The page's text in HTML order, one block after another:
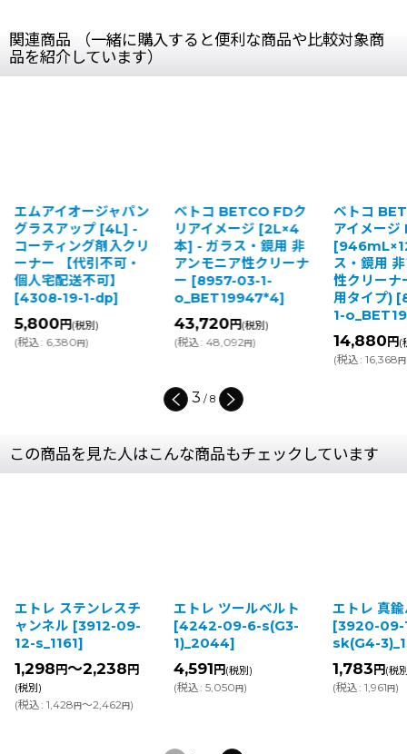
関連商品 （一緒に購入すると便利な商品や比較対象商
品を紹介しています）
オージャパン
アップ [4L] -
ング剤入クリ
【代引不可・
送不可】
19-1-dp]
円(税別)
円)
ベトコ BETCO FDク
リアイメージ [2L×4
本] - ガラス・鏡用 非
アンモニア性クリーナ
8957-03-1-
o_BET19947*4]
43,720円(税別)
48,092円)
ベトコ BETCO クリ
アイメージ RTU
[946mL×12] - ガラ
ス・鏡用 非アンモ
性クリーナー(原液使
用タイプ) [8247-
1-o_BET19212*12]
円(税別)
16,368円)
4 / 8
この商品を見た人はこんな商品もチェックしています
エトレ ステンレスチ
ャンネル [ 3912-09-
12-s_1161]
1,298円～2,238円
(税別)
税込: 1,428円～2,462円)
エトレ ツールベルト
4242-09-6-s(G3-
1)_2044]
4,591円(税別)
税込: 5,050円)
エトレ 真鍮
3920-09-
sk(G4-
1,783円(税別)
税込: 1,961円)